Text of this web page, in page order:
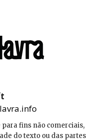
fins não comerciais,
do texto ou das partes